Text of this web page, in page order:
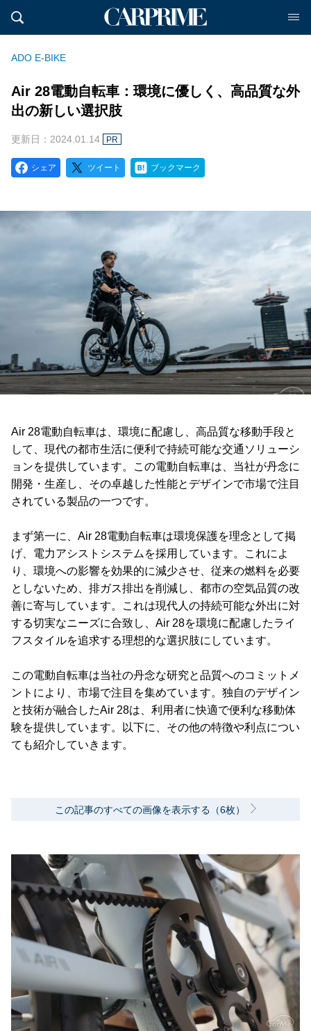
ADO E-BIKE
Air 28電動自転車：環境に優しく、高品質な外
出の新しい選択肢
更新日：2024.01.14 PR
シェア ツイート ブックマーク
Air 28電動自転車は、環境に配慮し、高品質な移動手段と
して、現代の都市生活に便利で持続可能な交通ソリューシ
ョンを提供しています。この電動自転車は、当社が丹念に
開発・生産し、その卓越した性能とデザインで市場で注目
されている製品の一つです。
まず第一に、Air 28電動自転車は環境保護を理念として掲
げ、電力アシストシステムを採用しています。これによ
り、環境への影響を効果的に減少させ、従来の燃料を必要
としないため、排ガス排出を削減し、都市の空気品質の改
善に寄与しています。これは現代人の持続可能な外出に対
する切実なニーズに合致し、Air 28を環境に配慮したライ
フスタイルを追求する理想的な選択肢にしています。
この電動自転車は当社の丹念な研究と品質へのコミットメ
ントにより、市場で注目を集めています。独自のデザイン
と技術が融合したAir 28は、利用者に快適で便利な移動体
験を提供しています。以下に、その他の特徴や利点につい
ても紹介していきます。
この記事のすべての画像を表示する（6枚）